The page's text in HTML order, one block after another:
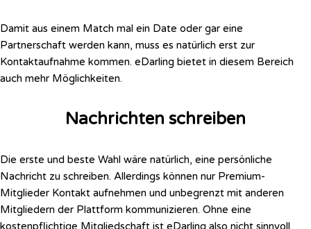
Damit aus einem Match mal ein Date oder gar eine
Partnerschaft werden kann, muss es natürlich erst zur
Kontaktaufnahme kommen. eDarling bietet in diesem Bereich
auch mehr Möglichkeiten.
Nachrichten schreiben
Die erste und beste Wahl wäre natürlich, eine persönliche
Nachricht zu schreiben. Allerdings können nur Premium-
Mitglieder Kontakt aufnehmen und unbegrenzt mit anderen
Mitgliedern der Plattform kommunizieren. Ohne eine
kostenpflichtige Mitgliedschaft ist eDarling also nicht sinnvoll